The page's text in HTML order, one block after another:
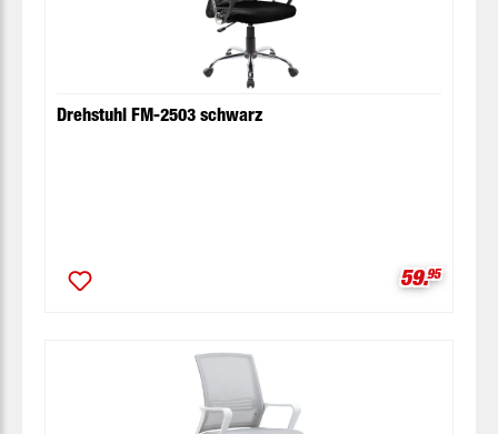
Drehstuhl FM-2503 schwarz
59.95